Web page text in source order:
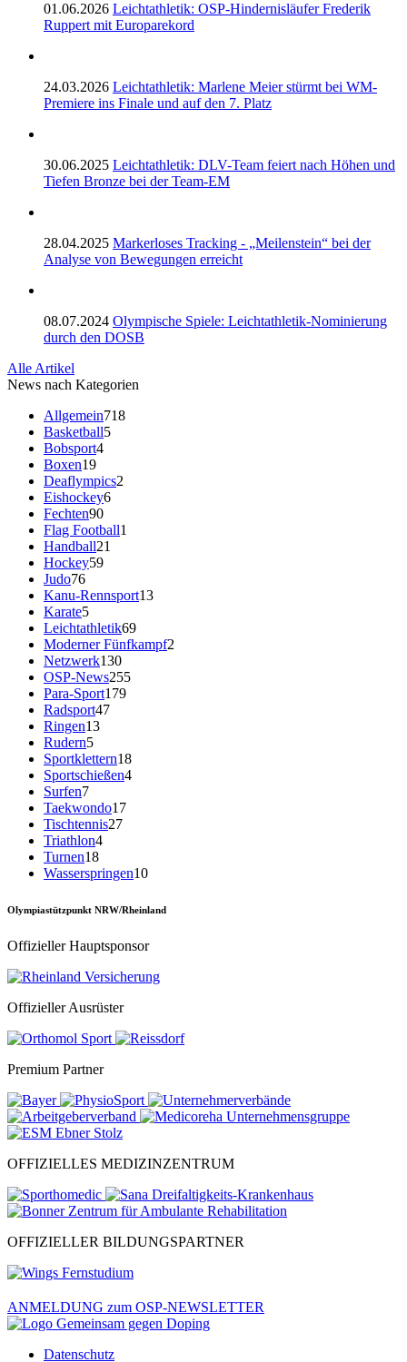
01.06.2026 Leichtathletik: OSP-Hindernisläufer Frederik
Ruppert mit Europarekord
24.03.2026 Leichtathletik: Marlene Meier stürmt bei WM-
Premiere ins Finale und auf den 7. Platz
30.06.2025 Leichtathletik: DLV-Team feiert nach Höhen und
Tiefen Bronze bei der Team-EM
28.04.2025 Markerloses Tracking - „Meilenstein“ bei der
Analyse von Bewegungen erreicht
08.07.2024 Olympische Spiele: Leichtathletik-Nominierung
durch den DOSB
Alle Artikel
News nach Kategorien
Allgemein718
Basketball5
Bobsport4
Boxen19
Deaflympics2
Eishockey6
Fechten90
Flag Football1
Handball21
Hockey59
Judo76
Kanu-Rennsport13
Karate5
Leichtathletik69
Moderner Fünfkampf2
Netzwerk130
OSP-News255
Para-Sport179
Radsport47
Ringen13
Rudern5
Sportklettern18
Sportschießen4
Surfen7
Taekwondo17
Tischtennis27
Triathlon4
Turnen18
Wasserspringen10
Olympiastützpunkt NRW/Rheinland
Offizieller Hauptsponsor
Offizieller Ausrüster
Premium Partner
OFFIZIELLES MEDIZINZENTRUM
OFFIZIELLER BILDUNGSPARTNER
ANMELDUNG zum OSP-NEWSLETTER
Datenschutz